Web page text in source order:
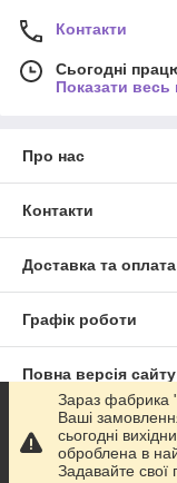
Контакти
Сьогодні
Показати весь
Про нас
Контакти
Доставка та оплата
Графік роботи
Повна версія сайту
Сайт створено на
Зараз фабрика
Ваші
сьогодні
оброблена в
Задавайте